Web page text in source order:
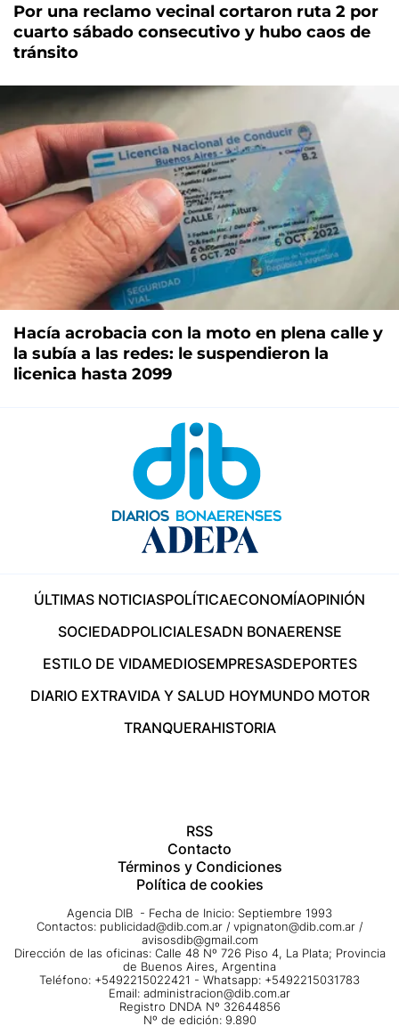
Por una reclamo vecinal cortaron ruta 2 por
cuarto sábado consecutivo y hubo caos de
tránsito
Hacía acrobacia con la moto en plena calle y
la subía a las redes: le suspendieron la
licenica hasta 2099
ÚLTIMAS NOTICIASPOLÍTICAECONOMÍAOPINIÓN
SOCIEDADPOLICIALESADN BONAERENSE
ESTILO DE VIDAMEDIOSEMPRESASDEPORTES
DIARIO EXTRAVIDA Y SALUD HOYMUNDO MOTOR
TRANQUERAHISTORIA
RSS
Contacto
Términos y Condiciones
Política de cookies
Agencia DIB - Fecha de Inicio: Septiembre 1993
Contactos: publicidad@dib.com.ar / vpignaton@dib.com.ar /
avisosdib@gmail.com
Dirección de las oficinas: Calle 48 Nº 726 Piso 4, La Plata; Provincia
de Buenos Aires, Argentina
Teléfono: +5492215022421 - Whatsapp: +5492215031783
Email: administracion@dib.com.ar
Registro DNDA Nº 32644856
Nº de edición: 9.890